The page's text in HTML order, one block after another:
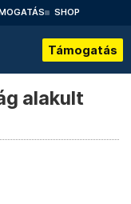
SHOP
Támogatás
alakult